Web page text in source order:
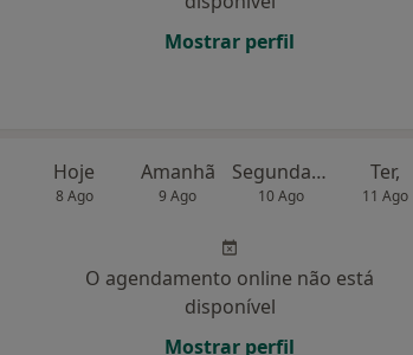
Mostrar perfil
Hoje
8 Ago
Amanhã
9 Ago
Segunda-feira
10 Ago
Ter,
11 Ago
O agendamento online não está
disponível
Mostrar perfil